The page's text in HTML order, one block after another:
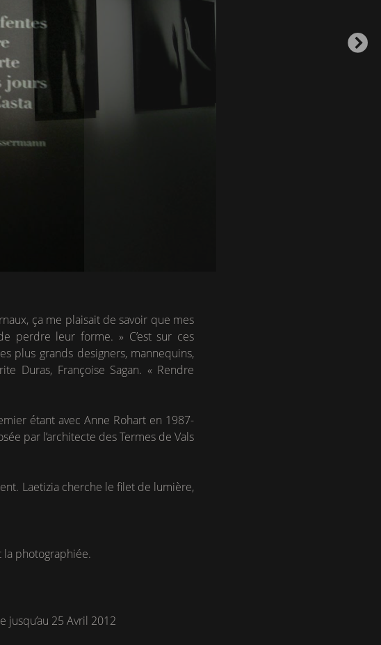
ça me plaisait de savoir que mes
perdre leur forme. » C’est sur ces
plus grands designers, mannequins,
Duras, Françoise Sagan. « Rendre
étant avec Anne Rohart en 1987-
par l’architecte des Termes de Vals
Laetizia cherche le filet de lumière,
photographiée.
25 Avril 2012